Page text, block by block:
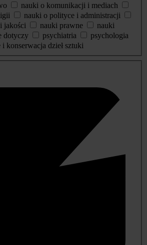
nauki o komunikacji i mediach
nauki o polityce i administracji
jakości
nauki prawne
nauki
dotyczy psychiatria
psychologia
konserwacja dzieł sztuki